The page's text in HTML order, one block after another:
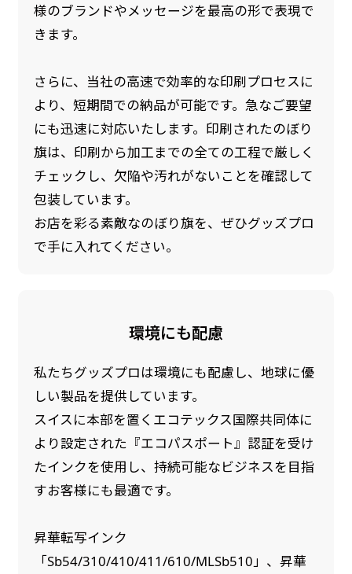
様のブランドやメッセージを最高の形で表現で
きます。
さらに、当社の高速で効率的な印刷プロセスに
より、短期間での納品が可能です。急なご要望
にも迅速に対応いたします。印刷されたのぼり
旗は、印刷から加工までの全ての工程で厳しく
チェックし、欠陥や汚れがないことを確認して
包装しています。
お店を彩る素敵なのぼり旗を、ぜひグッズプロ
で手に入れてください。
環境にも配慮
私たちグッズプロは環境にも配慮し、地球に優
しい製品を提供しています。
スイスに本部を置くエコテックス国際共同体に
より設定された『エコパスポート』認証を受け
たインクを使用し、持続可能なビジネスを目指
すお客様にも最適です。
昇華転写インク
「Sb54/310/410/411/610/MLSb510」、昇華